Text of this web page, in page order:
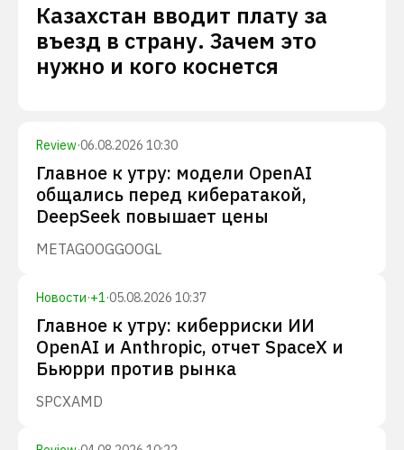
Казахстан вводит плату за
въезд в страну. Зачем это
нужно и кого коснется
Review·06.08.2026 10:30
Главное к утру: модели OpenAI
общались перед кибератакой,
DeepSeek повышает цены
METAGOOGGOOGL
Новости·+1·05.08.2026 10:37
Главное к утру: киберриски ИИ
OpenAI и Anthropic, отчет SpaceX и
Бьюрри против рынка
SPCXAMD